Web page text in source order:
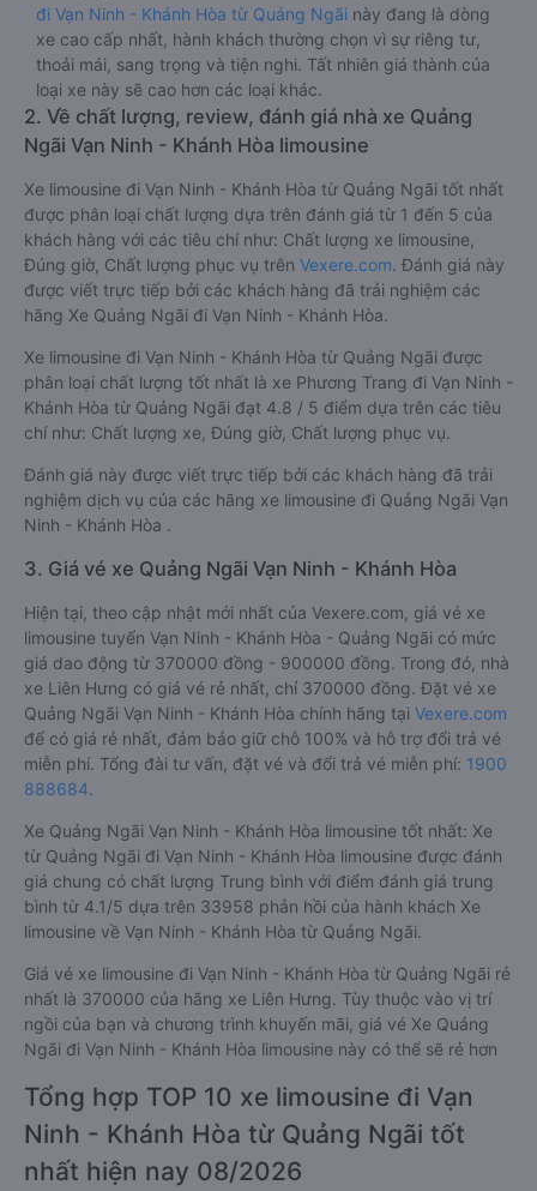
đi Vạn Ninh - Khánh Hòa từ Quảng Ngãi này đang là dòng
xe cao cấp nhất, hành khách thường chọn vì sự riêng tư,
thoải mái, sang trọng và tiện nghi. Tất nhiên giá thành của
loại xe này sẽ cao hơn các loại khác.
2. Về chất lượng, review, đánh giá nhà xe Quảng
Ngãi Vạn Ninh - Khánh Hòa limousine
Xe limousine đi Vạn Ninh - Khánh Hòa từ Quảng Ngãi tốt nhất
được phân loại chất lượng dựa trên đánh giá từ 1 đến 5 của
khách hàng với các tiêu chí như: Chất lượng xe limousine,
Đúng giờ, Chất lượng phục vụ trên Vexere.com. Đánh giá này
được viết trực tiếp bởi các khách hàng đã trải nghiệm các
hãng Xe Quảng Ngãi đi Vạn Ninh - Khánh Hòa.
Xe limousine đi Vạn Ninh - Khánh Hòa từ Quảng Ngãi được
phân loại chất lượng tốt nhất là xe Phương Trang đi Vạn Ninh -
Khánh Hòa từ Quảng Ngãi đạt 4.8 / 5 điểm dựa trên các tiêu
chí như: Chất lượng xe, Đúng giờ, Chất lượng phục vụ.
Đánh giá này được viết trực tiếp bởi các khách hàng đã trải
nghiệm dịch vụ của các hãng xe limousine đi Quảng Ngãi Vạn
Ninh - Khánh Hòa .
3. Giá vé xe Quảng Ngãi Vạn Ninh - Khánh Hòa
Hiện tại, theo cập nhật mới nhất của Vexere.com, giá vé xe
limousine tuyến Vạn Ninh - Khánh Hòa - Quảng Ngãi có mức
giá dao động từ 370000 đồng - 900000 đồng. Trong đó, nhà
xe Liên Hưng có giá vé rẻ nhất, chỉ 370000 đồng. Đặt vé xe
Quảng Ngãi Vạn Ninh - Khánh Hòa chính hãng tại Vexere.com
để có giá rẻ nhất, đảm bảo giữ chỗ 100% và hỗ trợ đổi trả vé
miễn phí. Tổng đài tư vấn, đặt vé và đổi trả vé miễn phí: 1900
888684.
Xe Quảng Ngãi Vạn Ninh - Khánh Hòa limousine tốt nhất: Xe
từ Quảng Ngãi đi Vạn Ninh - Khánh Hòa limousine được đánh
giá chung có chất lượng Trung bình với điểm đánh giá trung
bình từ 4.1/5 dựa trên 33958 phản hồi của hành khách Xe
limousine về Vạn Ninh - Khánh Hòa từ Quảng Ngãi.
Giá vé xe limousine đi Vạn Ninh - Khánh Hòa từ Quảng Ngãi rẻ
nhất là 370000 của hãng xe Liên Hưng. Tùy thuộc vào vị trí
ngồi của bạn và chương trình khuyến mãi, giá vé Xe Quảng
Ngãi đi Vạn Ninh - Khánh Hòa limousine này có thể sẽ rẻ hơn
Tổng hợp TOP 10 xe limousine đi Vạn
Ninh - Khánh Hòa từ Quảng Ngãi tốt
nhất hiện nay 08/2026